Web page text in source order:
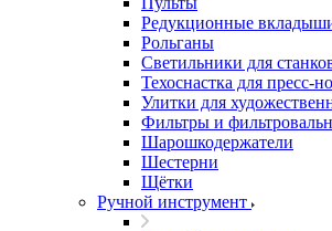
Редукционные
Рольганы
Светильники для
Техоснастка для пресс-
Улитки для
Фильтры и
Шарошкодержатели
Шестерни
Щётки
Ручной инструмент